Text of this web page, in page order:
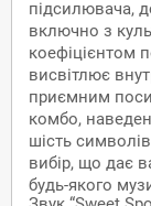
підсилювача,
включно з
коефіцієнтом
висвітлює
приємним
комбо,
шість
вибір, що дає
будь-якого